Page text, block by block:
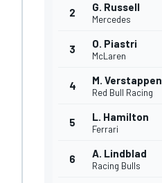
2 G. Russell
Mercedes
3 O. Piastri
McLaren
4 M. Verstappen
Red Bull Racing
5 L. Hamilton
Ferrari
6 A. Lindblad
Racing Bulls